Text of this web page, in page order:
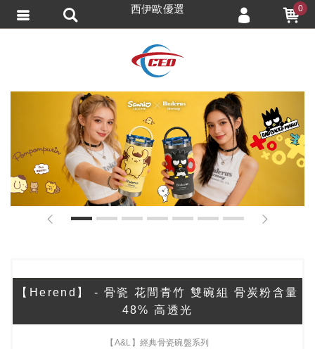
【Herend】 - 骨瓷 花間青竹 雙碗組 骨炭粉含量
48% 高透光
【A&L】經典骨瓷碗盤系列
西伊歐優選 0
會員登入
會員註冊
忘記密碼
訂單查詢
追蹤清單TRACK LISTING
匯款通知